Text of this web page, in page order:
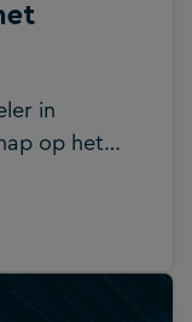
in
op het
is hier